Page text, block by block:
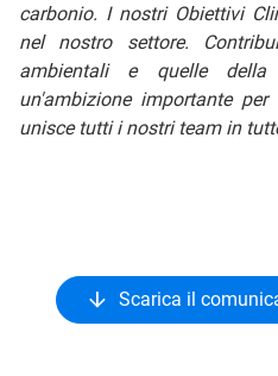
carbonio. I nostri Obiettivi
nel nostro settore.
ambientali e quelle della
un'ambizione importante
unisce tutti i nostri team in
Scarica il